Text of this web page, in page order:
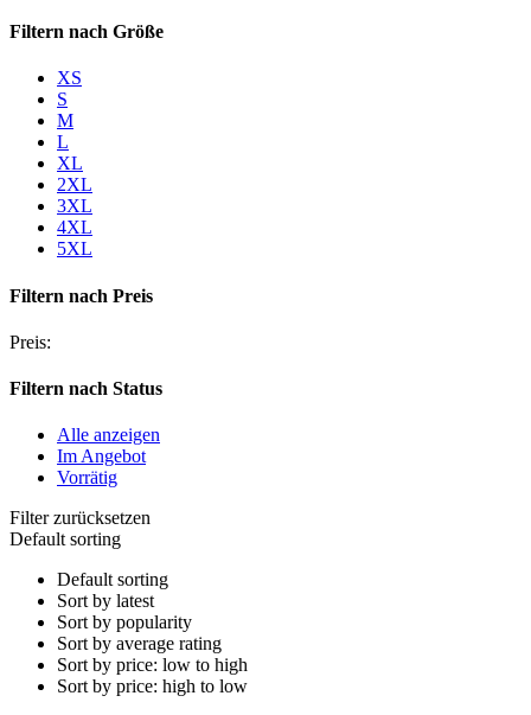
Filtern nach Größe
XS
S
M
L
XL
2XL
3XL
4XL
5XL
Filtern nach Preis
Preis:
Filtern nach Status
Alle anzeigen
Im Angebot
Vorrätig
Filter zurücksetzen
Default sorting
Default sorting
Sort by latest
Sort by popularity
Sort by average rating
Sort by price: low to high
Sort by price: high to low